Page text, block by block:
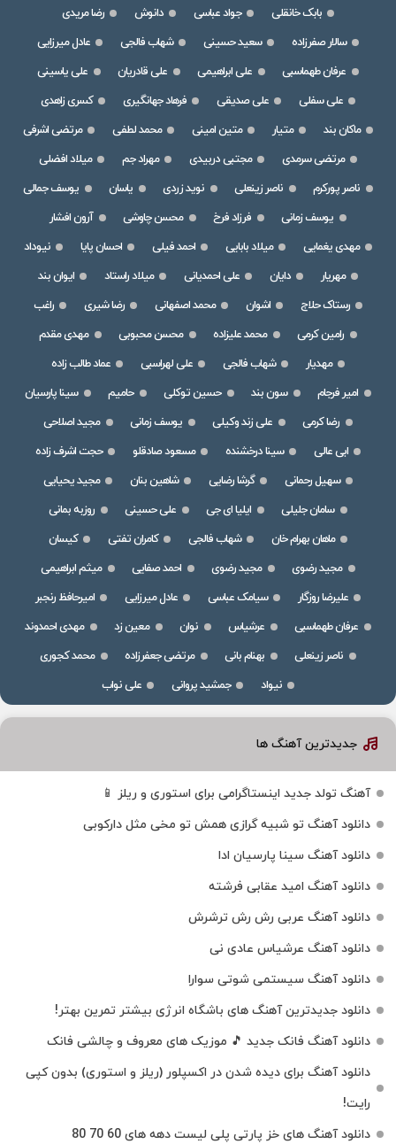
بابک خانقلی جواد عباسی دانوش
رضا مریدی
سالار صفرزاده
سعید حسینی شهاب فالجی
عادل میرزایی
عرفان طهماسبی
علی ابراهیمی علی قادریان
علی یاسینی
علی سفلی
علی صدیقی فرهاد جهانگیری
کسری زاهدی
ماکان بند
متیار متین امینی محمد لطفی
مرتضی اشرفی
مرتضی سرمدی
مجتبی دربیدی مهراد جم
میلاد افضلی
ناصر پورکرم
ناصر زینعلی نوید زردی یاسان
یوسف جمالی
یوسف زمانی
فرزاد فرخ محسن چاوشی
آرون افشار
مهدی یغمایی
میلاد بابایی احمد فیلی احسان پایا
نیوداد
مهریار
دایان علی احمدیانی میلاد راستاد
ایوان بند
رستاک حلاج
اشوان محمد اصفهانی رضا شیری
راغب
رامین کرمی
محمد علیزاده محسن محبوبی
مهدی مقدم
مهدیار
شهاب فالجی علی لهراسبی
عماد طالب زاده
امیر فرجام
سون بند حسین توکلی حامیم
سینا پارسیان
رضا کرمی
علی زند وکیلی یوسف زمانی
مجید اصلاحی
ابی عالی
سینا درخشنده مسعود صادقلو
حجت اشرف زاده
سهیل رحمانی
گرشا رضایی شاهین بنان
مجید یحیایی
سامان جلیلی
ایلیا ای جی علی حسینی
روزبه بمانی
ماهان بهرام خان
شهاب فالجی کامران تفتی
کیسان
مجید رضوی
مجید رضوی احمد صفایی
میثم ابراهیمی
علیرضا روزگار
سیامک عباسی عادل میرزایی
امیرحافظ رنجبر
عرفان طهماسبی
عرشیاس نوان معین زد
مهدی احمدوند
ناصر زینعلی
بهنام بانی مرتضی جعفرزاده
محمد کجوری
نیواد
جمشید پروانی علی نواب
جدیدترین آهنگ ها
آهنگ تولد جدید اینستاگرامی برای استوری و ریلز 📱
دانلود آهنگ تو شبیه گرازی همش تو مخی مثل دارکوبی
دانلود آهنگ سینا پارسیان ادا
دانلود آهنگ امید عقابی فرشته
دانلود آهنگ عربی رش رش ترشرش
دانلود آهنگ عرشیاس عادی نی
دانلود آهنگ سیستمی شوتی سوارا
دانلود جدیدترین آهنگ‌ های باشگاه انرژی بیشتر تمرین بهتر!
دانلود آهنگ فانک جدید 🎵 موزیک‌ های معروف و چالشی فانک
دانلود آهنگ برای دیده شدن در اکسپلور (ریلز و استوری) بدون کپی
رایت!
دانلود آهنگ های خز پارتی پلی لیست دهه های 60 70 80